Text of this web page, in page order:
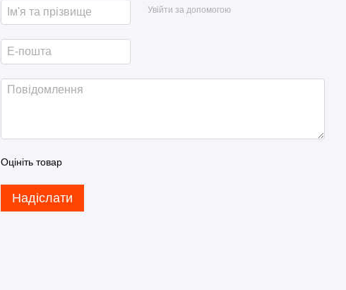
Увійти за допомогою
Оцініть товар
Надіслати